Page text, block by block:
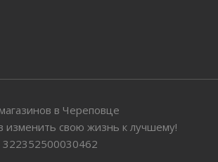
в Череповце
изменить свою жизнь к лучшему!